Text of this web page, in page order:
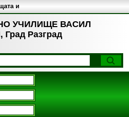
УЧИЛИЩЕ ВАСИЛ
Разград
и